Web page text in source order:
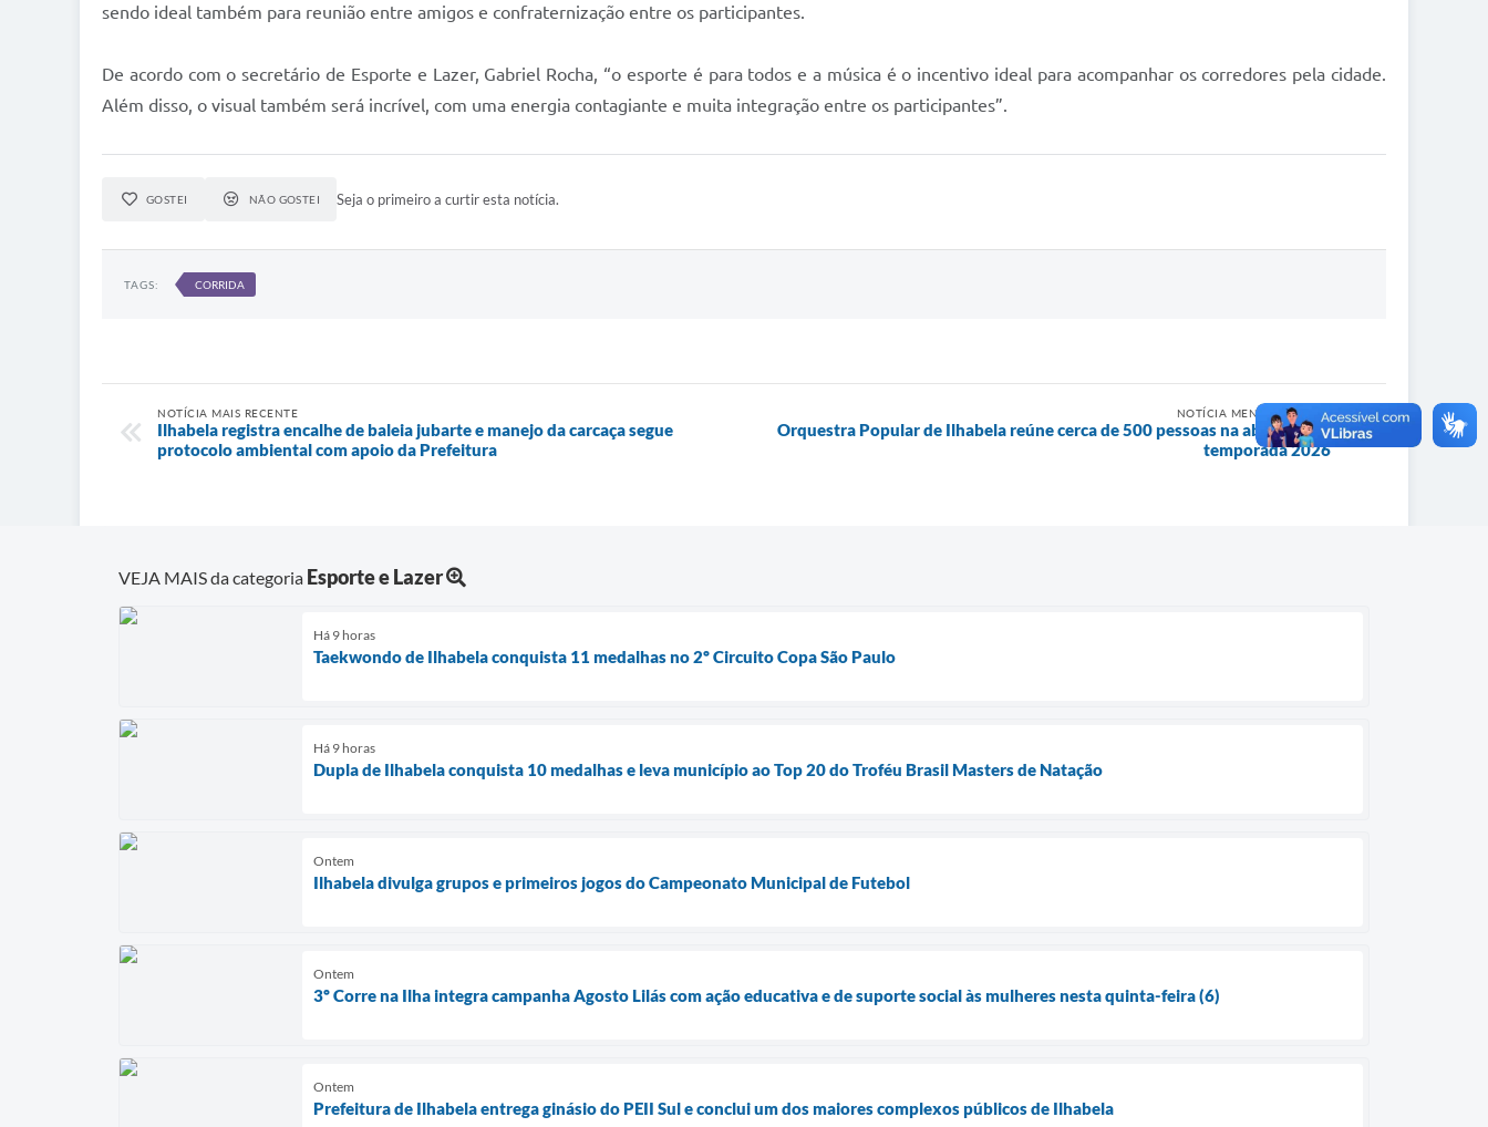
sendo ideal também para reunião entre amigos e confraternização entre os participantes.
De acordo com o secretário de Esporte e Lazer, Gabriel Rocha, “o esporte é para todos e a música é o incentivo ideal para acompanhar os corredores pela cidade.
Além disso, o visual também será incrível, com uma energia contagiante e muita integração entre os participantes”.
GOSTEI NÃO GOSTEI Seja o primeiro a curtir esta notícia.
TAGS: CORRIDA
NOTÍCIA MAIS RECENTE
Ilhabela registra encalhe de baleia jubarte e manejo da carcaça segue
protocolo ambiental com apoio da Prefeitura
NOTÍCIA MENOS RECENTE
Orquestra Popular de Ilhabela reúne cerca de 500 pessoas na abertura da
temporada 2026
VEJA MAIS da categoria Esporte e Lazer
Há 9 horas
Taekwondo de Ilhabela conquista 11 medalhas no 2º Circuito Copa São Paulo
Há 9 horas
Dupla de Ilhabela conquista 10 medalhas e leva município ao Top 20 do Troféu Brasil Masters de Natação
Ontem
Ilhabela divulga grupos e primeiros jogos do Campeonato Municipal de Futebol
Ontem
3º Corre na Ilha integra campanha Agosto Lilás com ação educativa e de suporte social às mulheres nesta quinta-feira (6)
Ontem
Prefeitura de Ilhabela entrega ginásio do PEII Sul e conclui um dos maiores complexos públicos de Ilhabela